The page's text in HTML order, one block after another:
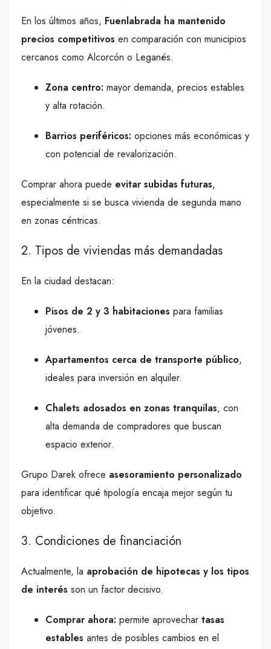
En los últimos años, Fuenlabrada ha mantenido
precios competitivos en comparación con municipios
cercanos como Alcorcón o Leganés.
Zona centro: mayor demanda, precios estables
y alta rotación.
Barrios periféricos: opciones más económicas y
con potencial de revalorización.
Comprar ahora puede evitar subidas futuras,
especialmente si se busca vivienda de segunda mano
en zonas céntricas.
2. Tipos de viviendas más demandadas
En la ciudad destacan:
Pisos de 2 y 3 habitaciones para familias
jóvenes.
Apartamentos cerca de transporte público,
ideales para inversión en alquiler.
Chalets adosados en zonas tranquilas, con
alta demanda de compradores que buscan
espacio exterior.
Grupo Darek ofrece asesoramiento personalizado
para identificar qué tipología encaja mejor según tu
objetivo.
3. Condiciones de financiación
Actualmente, la aprobación de hipotecas y los tipos
de interés son un factor decisivo.
Comprar ahora: permite aprovechar tasas
estables antes de posibles cambios en el